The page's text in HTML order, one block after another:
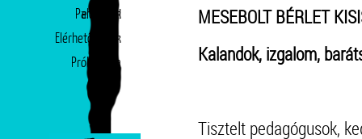
előadást!
Partnerek
Elérhetőségek
Próbatábla
MESEBOLT BÉRLET
Kalandok, izgalom,
Tisztelt pedagógusok,